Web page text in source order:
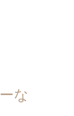
な